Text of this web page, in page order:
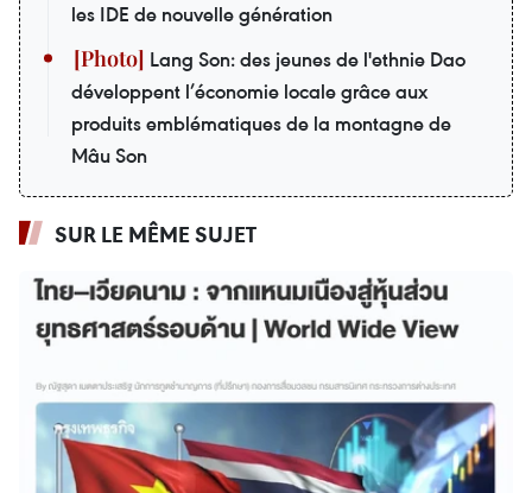
les IDE de nouvelle génération
Lang Son: des jeunes de l'ethnie Dao
développent l’économie locale grâce aux
produits emblématiques de la montagne de
Mâu Son
SUR LE MÊME SUJET